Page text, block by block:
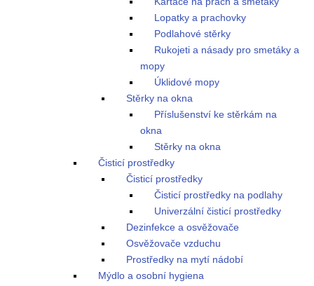
Lopatky a prachovky
Podlahové stěrky
Rukojeti a násady pro smetáky a
mopy
Úklidové mopy
Stěrky na okna
Příslušenství ke stěrkám na
okna
Stěrky na okna
Čisticí prostředky
Čisticí prostředky
Čisticí prostředky na podlahy
Univerzální čisticí prostředky
Dezinfekce a osvěžovače
Osvěžovače vzduchu
Prostředky na mytí nádobí
Mýdlo a osobní hygiena